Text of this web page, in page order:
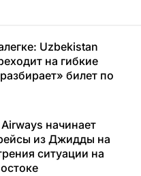
Uzbekistan
на гибкие
билет по
начинает
из Джидды на
ситуации на